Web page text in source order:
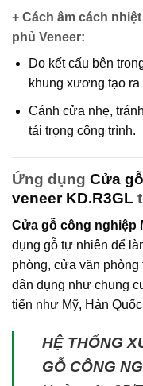
+ Cách âm cách
phủ Veneer:
Do kết cấu bên
khung xương tạo ra
Cánh cửa nhẹ,
tải trọng công trình.
Ứng dụng Cửa
veneer KD.R3GL
Cửa gỗ công nghiệp
dụng gỗ tự nhiên để
phòng, cửa văn
dân dụng như chung
tiến như Mỹ, Hàn
HỆ THỐNG
GỖ CÔNG